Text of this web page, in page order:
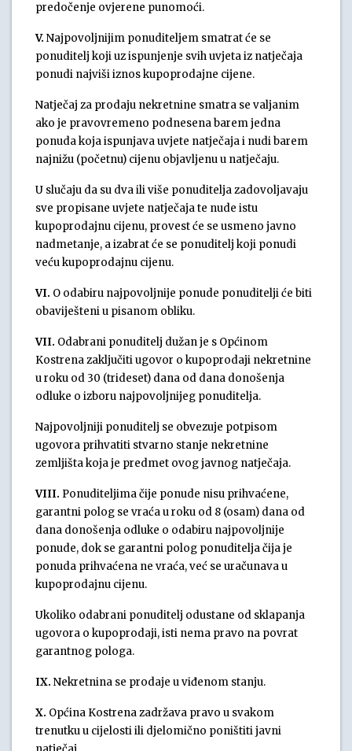
predočenje ovjerene punomoći.
V. Najpovoljnijim ponuditeljem smatrat će se
ponuditelj koji uz ispunjenje svih uvjeta iz natječaja
ponudi najviši iznos kupoprodajne cijene.
Natječaj za prodaju nekretnine smatra se valjanim
ako je pravovremeno podnesena barem jedna
ponuda koja ispunjava uvjete natječaja i nudi barem
najnižu (početnu) cijenu objavljenu u natječaju.
U slučaju da su dva ili više ponuditelja zadovoljavaju
sve propisane uvjete natječaja te nude istu
kupoprodajnu cijenu, provest će se usmeno javno
nadmetanje, a izabrat će se ponuditelj koji ponudi
veću kupoprodajnu cijenu.
VI. O odabiru najpovoljnije ponude ponuditelji će biti
obaviješteni u pisanom obliku.
VII. Odabrani ponuditelj dužan je s Općinom
Kostrena zaključiti ugovor o kupoprodaji nekretnine
u roku od 30 (trideset) dana od dana donošenja
odluke o izboru najpovoljnijeg ponuditelja.
Najpovoljniji ponuditelj se obvezuje potpisom
ugovora prihvatiti stvarno stanje nekretnine
zemljišta koja je predmet ovog javnog natječaja.
VIII. Ponuditeljima čije ponude nisu prihvaćene,
garantni polog se vraća u roku od 8 (osam) dana od
dana donošenja odluke o odabiru najpovoljnije
ponude, dok se garantni polog ponuditelja čija je
ponuda prihvaćena ne vraća, već se uračunava u
kupoprodajnu cijenu.
Ukoliko odabrani ponuditelj odustane od sklapanja
ugovora o kupoprodaji, isti nema pravo na povrat
garantnog pologa.
IX. Nekretnina se prodaje u viđenom stanju.
X. Općina Kostrena zadržava pravo u svakom
trenutku u cijelosti ili djelomično poništiti javni